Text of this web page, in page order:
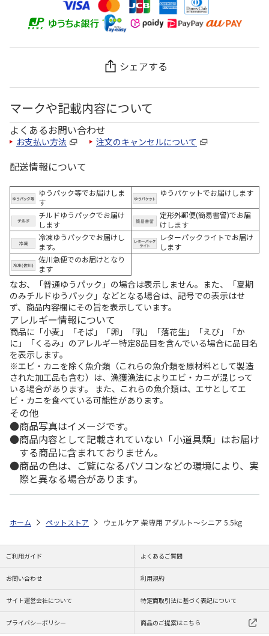
シェアする
マークや記載内容について
よくあるお問い合わせ
お支払い方法 注文のキャンセルについて
配送情報について
ゆうパック等でお届けしま
す
ゆうパケットでお届けします
チルドゆうパックでお届け
します
定形外郵便(簡易書留)でお届
けします
冷凍ゆうパックでお届けし
ます。
レターパックライトでお届け
します
佐川急便でのお届けとなり
ます
なお、「普通ゆうパック」の場合は表示しません。また、「夏期
のみチルドゆうパック」などとなる場合は、記号での表示はせ
ず、商品内容欄にその旨を表示しています。
アレルギー情報について
商品に「小麦」「そば」「卵」「乳」「落花生」「えび」「か
に」「くるみ」のアレルギー特定8品目を含んでいる場合に品目名
を表示します。
※エビ・カニを除く魚介類（これらの魚介類を原材料として製造
された加工品も含む）は、漁獲漁法によりエビ・カニが混じって
いる場合があります。 また、これらの魚介類は、エサとしてエ
ビ・カニを食べている可能性があります。
その他
商品写真はイメージです。
商品内容として記載されていない「小道具類」はお届け
する商品に含まれておりません。
商品の色は、ご覧になるパソコンなどの環境により、実
際と異なる場合があります。
ホーム ペットストア ウェルケア 柴専用 アダルト～シニア 5.5kg
ご利用ガイド よくあるご質問
お問い合わせ 利用規約
サイト運営会社について 特定商取引法に基づく表記について
プライバシーポリシー 商品のご提案はこちら